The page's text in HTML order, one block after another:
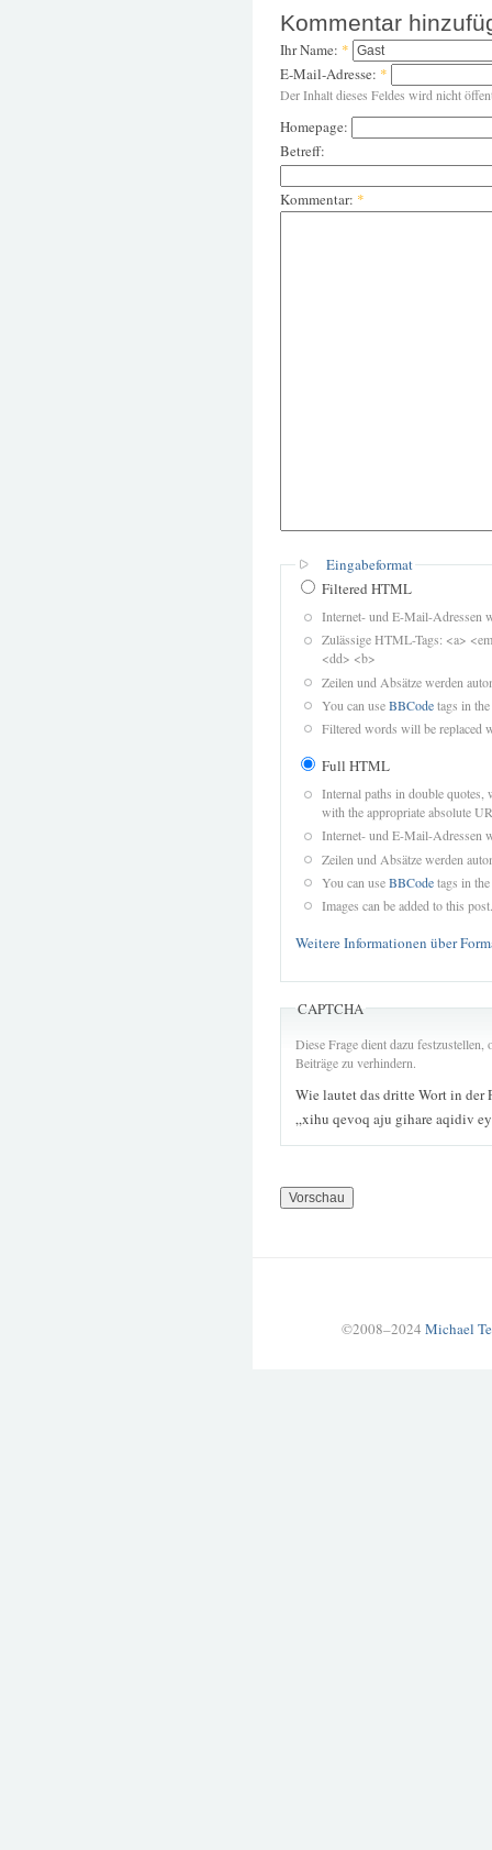
Kommentar
Ihr Name: *
E-Mail-Adresse: *
Der Inhalt dieses Feldes wird nicht
Homepage:
Betreff:
Kommentar: *
Eingabeformat
Filtered HTML
Internet- und E-Mail-Adressen
Zulässige HTML-Tags: <a>
<dd> <b>
Zeilen und Absätze werden
You can useBBCodetags in
Filtered words will be replaced
Full HTML
Internal paths in double quotes,
with the appropriate absolute
Internet- und E-Mail-Adressen
Zeilen und Absätze werden
You can useBBCodetags in
Images can be added to this post.
Weitere Informationen über
CAPTCHA
Diese Frage dient dazu
Beiträge zu verhindern.
Wie lautet das dritte Wort in der
„xihu qevoq aju gihare aqidiv
©2008–2024 Michael